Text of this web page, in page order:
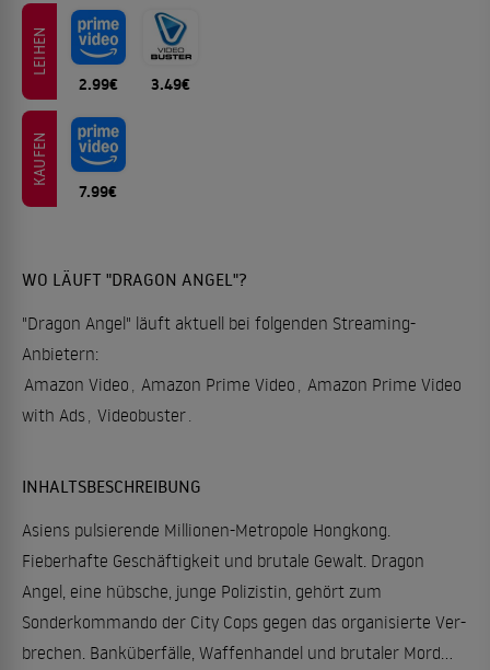
LEIHEN
2.99€ 3.49€
KAUFEN
7.99€
WO LÄUFT "DRAGON ANGEL"?
"Dragon Angel" läuft aktuell bei folgenden Streaming-
Anbietern:
Amazon Video
Amazon Prime Video
Amazon Prime Video
with Ads Videobuster
INHALTSBESCHREIBUNG
Asiens pulsierende Millionen-Metropole Hongkong.
Fieberhafte Geschäftigkeit und brutale Gewalt. Dragon
Angel, eine hübsche, junge Polizistin, gehört zum
Sonderkommando der City Cops gegen das organisierte Ver-
brechen. Banküberfälle, Waffenhandel und brutaler Mord...